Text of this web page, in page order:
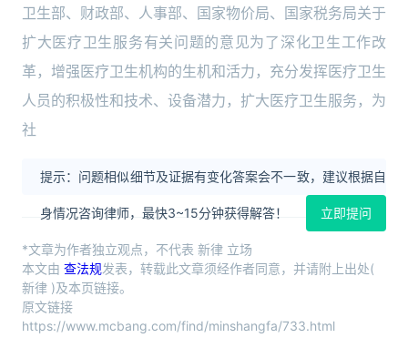
关于扩大医疗卫生服务有关问题的意见
卫生部、财政部、人事部、国家物价局、国家税务局关于
扩大医疗卫生服务有关问题的意见为了深化卫生工作改
革，增强医疗卫生机构的生机和活力，充分发挥医疗卫生
人员的积极性和技术、设备潜力，扩大医疗卫生服务，为
社
提示：问题相似细节及证据有变化答案会不一致，建议根据自
身情况咨询律师，最快3~15分钟获得解答！ 立即提问
*文章为作者独立观点，不代表 新律 立场
本文由 查法规发表，转载此文章须经作者同意，并请附上出处(
新律 )及本页链接。
原文链接
https://www.mcbang.com/find/minshangfa/733.html